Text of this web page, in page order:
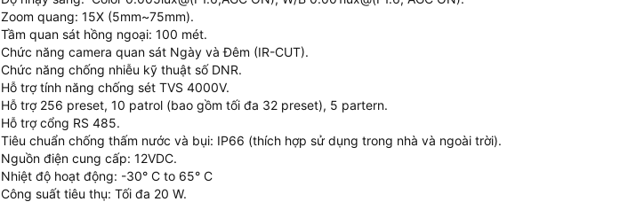
Zoom quang: 15X (5mm~75mm).
Tầm quan sát hồng ngoại: 100 mét.
Chức năng camera quan sát Ngày và Đêm (IR-CUT).
Chức năng chống nhiễu kỹ thuật số DNR.
Hỗ trợ tính năng chống sét TVS 4000V.
Hỗ trợ 256 preset, 10 patrol (bao gồm tối đa 32 preset), 5 partern.
Hỗ trợ cổng RS 485.
Tiêu chuẩn chống thấm nước và bụi: IP66 (thích hợp sử dụng trong nhà và ngoài trời).
Nguồn điện cung cấp: 12VDC.
Nhiệt độ hoạt động: -30° C to 65° C
Công suất tiêu thụ: Tối đa 20 W.